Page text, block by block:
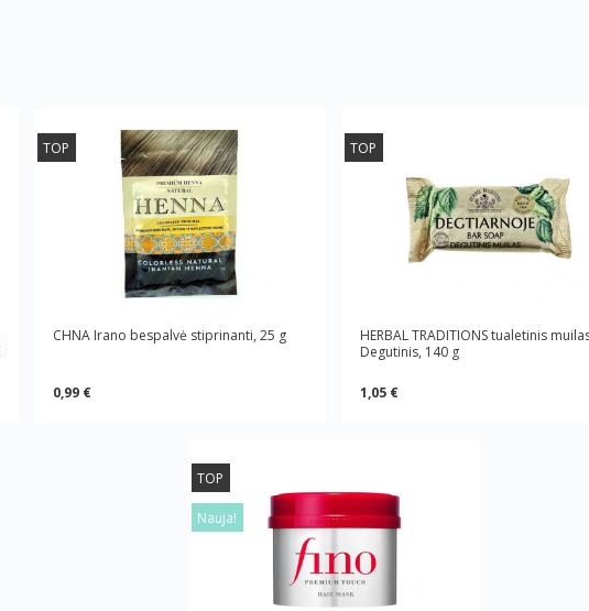
TOP
CHNA Irano bespalvė stiprinanti, 25 g
0,99 €
TOP
HERBAL TRADITIONS tualetinis
Degutinis, 140 g
1,05 €
TOP
Nauja!